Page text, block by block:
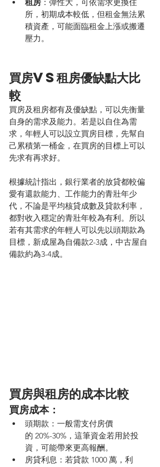
租房 ：彈性大，可依需求更換住
所，初期成本較低，但租金無法累
積資產，可能面臨租金上漲或搬遷
壓力。
買房vs租房優缺點大比
較
買房及租房都有及優缺點，可以先衡量
自身的需求及能力。若是以自住為需
求，年輕人可以設立買房目標，先幫自
己累積第一桶金，在買房的目標上可以
先求有再求好。
根據統計指出，銀行業者的放貸都較偏
愛有還款能力、工作能力的青壯年少
代，不論是平均核貸成數及貸款利率，
都對收入穩定的青壯年較為有利。所以
若有其需求的年輕人可以先以頭期款為
目標，新成屋為自備款2-3成，中古屋自
備款約為3-4成。
買房與租房的成本比較
買房成本：
頭期款：一般需支付房價
的 20%-30%，這筆資金若用於投
資，可能帶來更高報酬。
房貸利息：若貸款 1000 萬，利